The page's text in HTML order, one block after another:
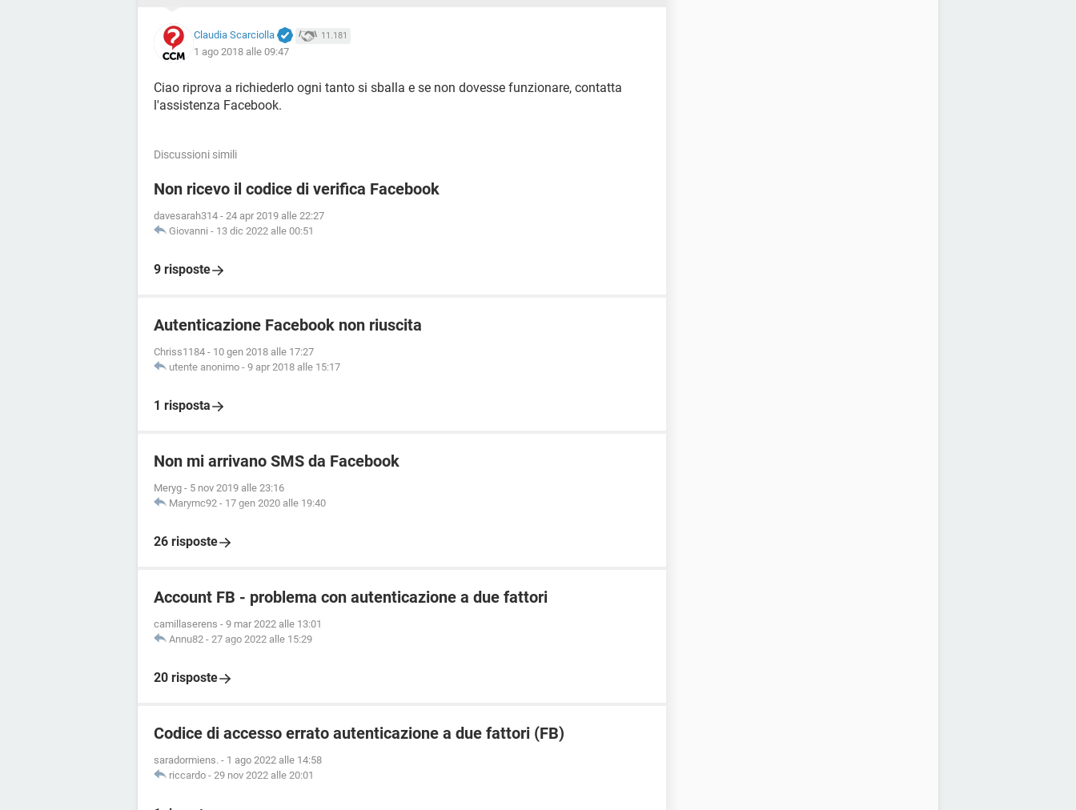
Claudia Scarciolla 11.181
1 ago 2018 alle 09:47
Ciao riprova a richiederlo ogni tanto si sballa e se non dovesse funzionare, contatta
l'assistenza Facebook.
Discussioni simili
Non ricevo il codice di verifica Facebook
davesarah314 - 24 apr 2019 alle 22:27
Giovanni - 13 dic 2022 alle 00:51
9 risposte
Autenticazione Facebook non riuscita
Chriss1184 - 10 gen 2018 alle 17:27
utente anonimo - 9 apr 2018 alle 15:17
1 risposta
Non mi arrivano SMS da Facebook
Meryg - 5 nov 2019 alle 23:16
Marymc92 - 17 gen 2020 alle 19:40
26 risposte
Account FB - problema con autenticazione a due fattori
camillaserens - 9 mar 2022 alle 13:01
Annu82 - 27 ago 2022 alle 15:29
20 risposte
Codice di accesso errato autenticazione a due fattori (FB)
saradormiens. - 1 ago 2022 alle 14:58
riccardo - 29 nov 2022 alle 20:01